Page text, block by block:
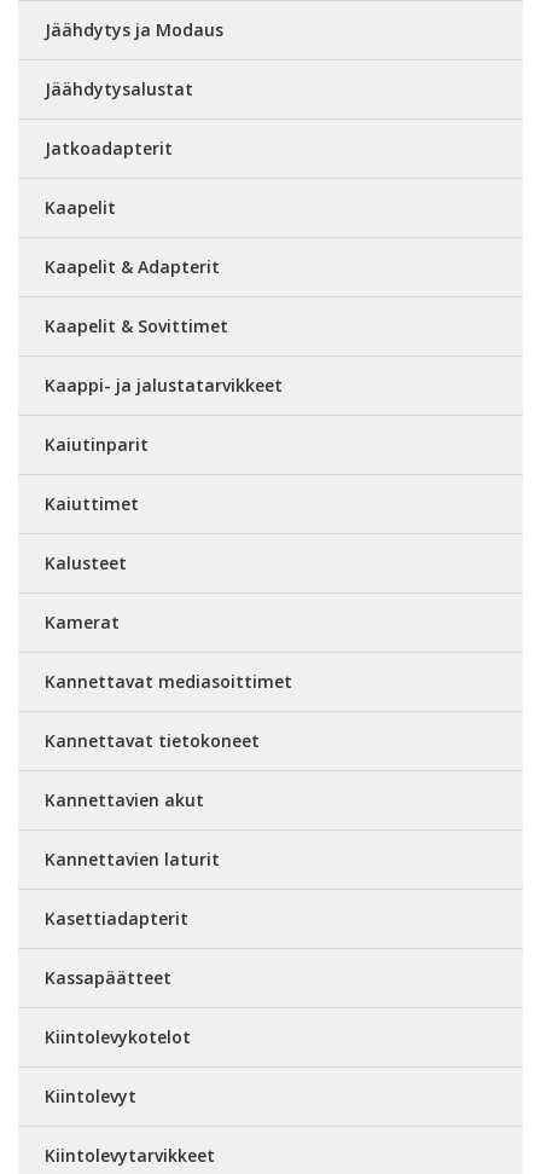
Jäähdytys ja Modaus
Jäähdytysalustat
Jatkoadapterit
Kaapelit
Kaapelit & Adapterit
Kaapelit & Sovittimet
Kaappi- ja jalustatarvikkeet
Kaiutinparit
Kaiuttimet
Kalusteet
Kamerat
Kannettavat mediasoittimet
Kannettavat tietokoneet
Kannettavien akut
Kannettavien laturit
Kasettiadapterit
Kassapäätteet
Kiintolevykotelot
Kiintolevyt
Kiintolevytarvikkeet